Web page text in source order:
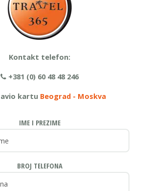
Kontakt telefon:
+381 (0) 60 48 48 246
kartu Beograd - Moskva
IME I PREZIME
BROJ TELEFONA